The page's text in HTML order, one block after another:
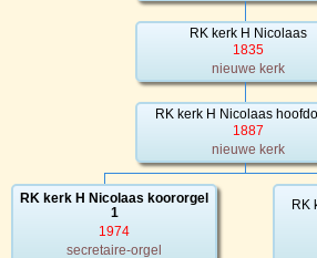
RK kerk H Nicolaas
1835
nieuwe kerk
RK kerk H Nicolaas
1887
nieuwe kerk
RK kerk H Nicolaas koororgel
1
1974
secretaire-orgel
RK